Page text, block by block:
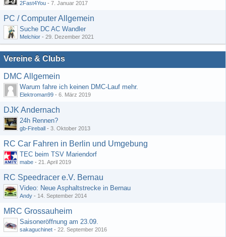
2Fast4You - 7. Januar 2017
PC / Computer Allgemein
Suche DC AC Wandler
Melchior - 29. Dezember 2021
Vereine & Clubs
DMC Allgemein
Warum fahre ich keinen DMC-Lauf mehr.
Elektroman99 - 6. März 2019
DJK Andernach
24h Rennen?
gb-Fireball - 3. Oktober 2013
RC Car Fahren in Berlin und Umgebung
TEC beim TSV Mariendorf
mabe - 21. April 2019
RC Speedracer e.V. Bernau
Video: Neue Asphaltstrecke in Bernau
Andy - 14. September 2014
MRC Grossauheim
Saisoneröffnung am 23.09.
sakaguchinet - 22. September 2016